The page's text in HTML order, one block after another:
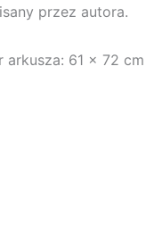
przez autora.
61 x 72 cm